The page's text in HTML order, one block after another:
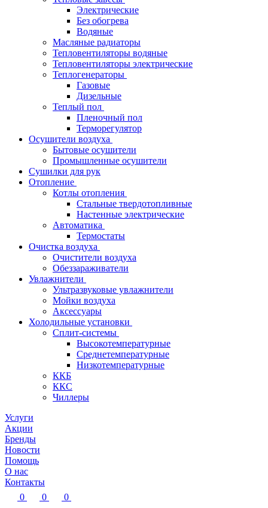
Электрические
Без обогрева
Водяные
Масляные радиаторы
Тепловентиляторы водяные
Тепловентиляторы электрические
Теплогенераторы
Газовые
Дизельные
Теплый пол
Пленочный пол
Терморегулятор
Осушители воздуха
Бытовые осушители
Промышленные осушители
Сушилки для рук
Отопление
Котлы отопления
Стальные твердотопливные
Настенные электрические
Автоматика
Термостаты
Очистка воздуха
Очистители воздуха
Обеззараживатели
Увлажнители
Ультразвуковые увлажнители
Мойки воздуха
Аксессуары
Холодильные установки
Сплит-системы
Высокотемпературные
Среднетемпературные
Низкотемпературные
ККБ
ККС
Чиллеры
Услуги
Акции
Бренды
Новости
Помощь
О нас
Контакты
0
0
0